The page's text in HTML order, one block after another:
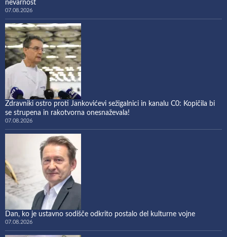
nevarnost
07.08.2026
Zdravniki ostro proti Jankovićevi sežigalnici in kanalu C0: Kopičila bi
se strupena in rakotvorna onesnaževala!
07.08.2026
Dan, ko je ustavno sodišče odkrito postalo del kulturne vojne
07.08.2026